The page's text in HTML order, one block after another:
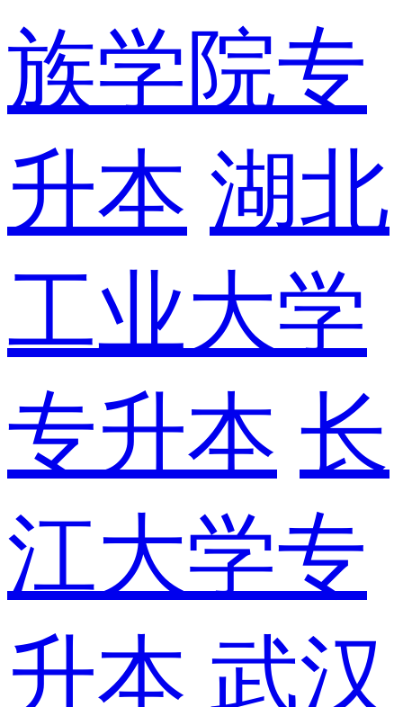
族学院专
升本 湖北
工业大学
专升本 长
江大学专
升本 武汉